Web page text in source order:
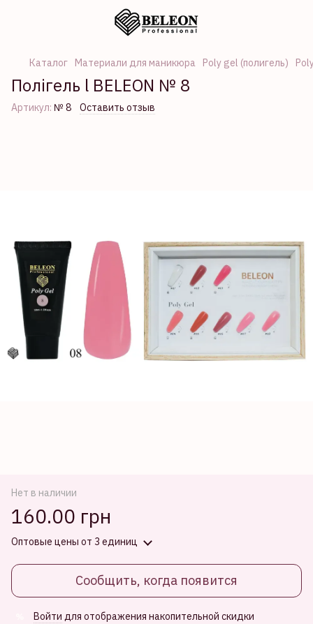
Каталог Материали для маникюра Poly gel (полигель)
Полігель l BELEON № 8
Артикул: № 8 Оставить отзыв
Нет в наличии
160.00 грн
Оптовые цены от 3 единиц
Сообщить, когда появится
Войти для отображения накопительной скидки